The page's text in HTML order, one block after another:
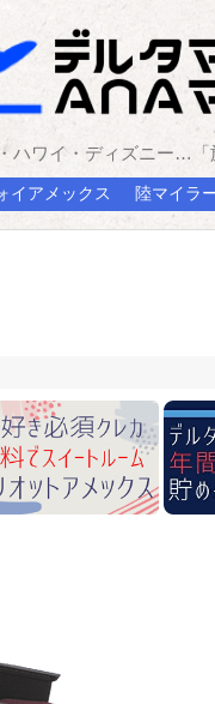
ハワイ・ディズニー…
イアメックス 陸マイラ